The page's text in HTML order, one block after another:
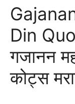
Din
गजानन
कोट्स